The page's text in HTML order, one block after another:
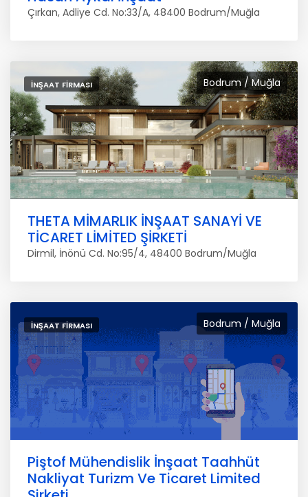
Çırkan, Adliye Cd. No:33/A, 48400 Bodrum/Muğla
Bodrum / Muğla
İNŞAAT FIRMASI
THETA MİMARLIK İNŞAAT SANAYİ VE
TİCARET LİMİTED ŞİRKETİ
Dirmil, İnönü Cd. No:95/4, 48400 Bodrum/Muğla
Bodrum / Muğla
İNŞAAT FIRMASI
Piştof Mühendislik İnşaat Taahhüt
Nakliyat Turizm Ve Ticaret Limited